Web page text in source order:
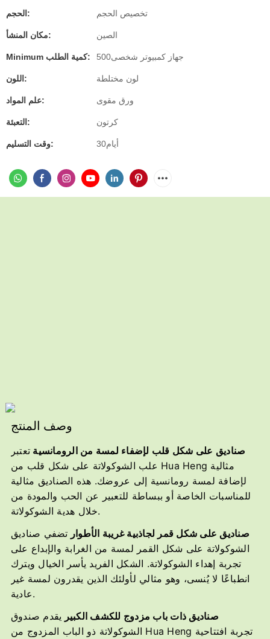
الحجم: تخصيص الحجم
مكان المنشأ: الصين
Minimum كمية الطلب: جهاز كمبيوتر شخصى500
اللون: لون مختلطة
علم المواد: ورق مقوى
التعبئة: كرتون
وقت التسليم: أيام30
وصف المنتج
صناديق على شكل قلب لإضفاء لمسة من الرومانسية تعتبر
علب الشوكولاتة على شكل قلب من Hua Heng مثالية
لإضافة لمسة رومانسية إلى عروضك. هذه الصناديق مثالية
للمناسبات الخاصة أو ببساطة للتعبير عن الحب والمودة من
خلال هدية الشوكولاتة.
صناديق على شكل قمر لجاذبية غريبة الأطوار تضفي صناديق
الشوكولاتة على شكل القمر لمسة من الغرابة والإبداع على
تجربة إهداء الشوكولاتة. الشكل الفريد يأسر الخيال ويترك
انطباعًا لا يُنسى، وهو مثالي لأولئك الذين يقدرون لمسة غير
عادية.
صناديق ذات باب مزدوج للكشف الكبير يقدم صندوق
الشوكولاتة ذو الباب المزدوج من Hua Heng تجربة افتتاحية